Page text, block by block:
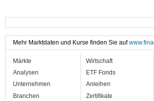
Mehr Marktdaten und Kurse finden Sie auf
Märkte
Analysen
Unternehmen
Branchen
Wirtschaft
ETF Fonds
Anleihen
Zertifikate